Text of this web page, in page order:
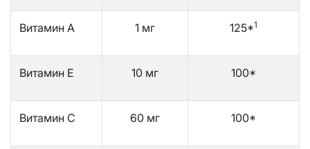
Витамин А 1 мг 125*1
Витамин Е 10 мг 100*
Витамин С 60 мг 100*